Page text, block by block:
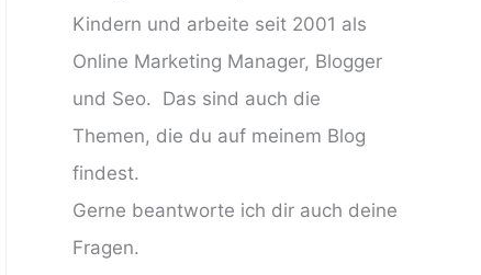
Kindern und arbeite seit 2001 als
Online Marketing Manager, Blogger
und Seo. Das sind auch die
Themen, die du auf meinem Blog
findest.
Gerne beantworte ich dir auch deine
Fragen.